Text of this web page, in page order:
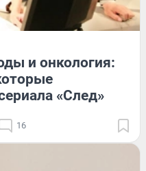
и онкология:
«След»
16